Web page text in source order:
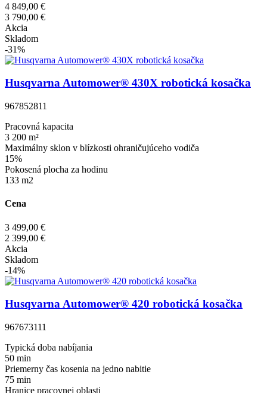
4 849,00 €
3 790,00 €
Akcia
Skladom
-31%
Husqvarna Automower® 430X robotická kosačka
967852811
Pracovná kapacita
3 200 m²
Maximálny sklon v blízkosti ohraničujúceho vodiča
15%
Pokosená plocha za hodinu
133 m2
Cena
3 499,00 €
2 399,00 €
Akcia
Skladom
-14%
Husqvarna Automower® 420 robotická kosačka
967673111
Typická doba nabíjania
50 min
Priemerny čas kosenia na jedno nabitie
75 min
Hranice pracovnej oblasti